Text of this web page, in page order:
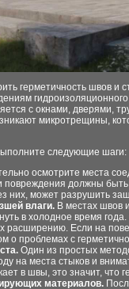
герметичность швов и
с окнами, дверями,
микротрещины,
следующие шаги:
осмотрите места
должны быть
них, может разрушить
влаги. В местах швов
в холодное время
расширению. Если на
о проблемах с
Один из простых
на места стыков и
в швы, это значит, что
материалов.